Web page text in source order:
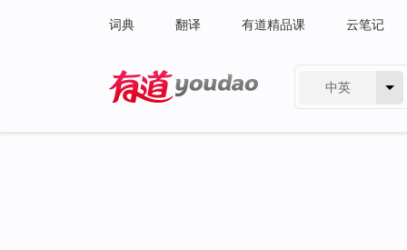
词典 翻译 有道精品课 云笔记
中英